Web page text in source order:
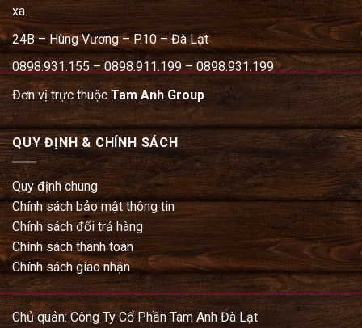
xa.
24B – Hùng Vương – P.10 – Đà Lạt
0898.931.155 – 0898.911.199 – 0898.931.199
Đơn vị trực thuộcTam Anh Group
QUY ĐỊNH & CHÍNH SÁCH
Quy định chung
Chính sách bảo mật thông tin
Chính sách đổi trả hàng
Chính sách thanh toán
Chính sách giao nhận
Chủ quản: Công Ty Cổ Phần Tam Anh Đà Lạt